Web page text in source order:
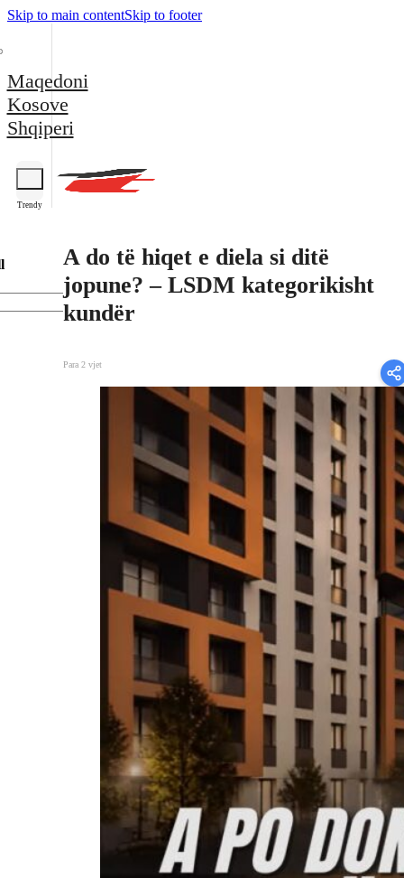
Skip to main contentSkip to footer
Maqedoni
Kosove
Shqiperi
Trendy
A do të hiqet e diela si ditë
jopune? – LSDM kategorikisht
kundër
Para 2 vjet